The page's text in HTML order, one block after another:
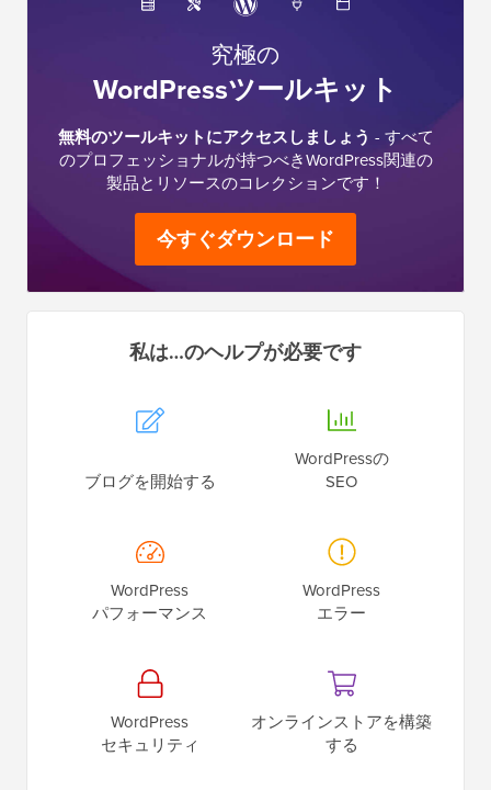
究極の
WordPressツールキット
無料のツールキットにアクセスしましょう - すべて
のプロフェッショナルが持つべきWordPress関連の
製品とリソースのコレクションです！
今すぐダウンロード
私は…のヘルプが必要です
ブログを開始する
WordPressの
SEO
WordPress
パフォーマンス
WordPress
エラー
WordPress
セキュリティ
オンラインストアを構築
する